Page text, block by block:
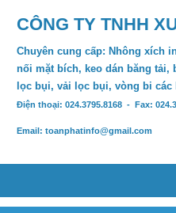
CÔNG TY TNHH
Chuyên cung cấp: Nhông xích
nối mặt bích, keo dán băng tải,
lọc bụi, vải lọc bụi, vòng bi các
Điện thoại: 024.3795.8168 - Fax:
Email: toanphatinfo@gmail.com